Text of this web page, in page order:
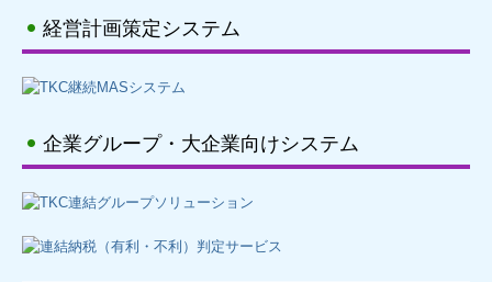
経営計画策定システム
企業グループ・大企業向けシステム